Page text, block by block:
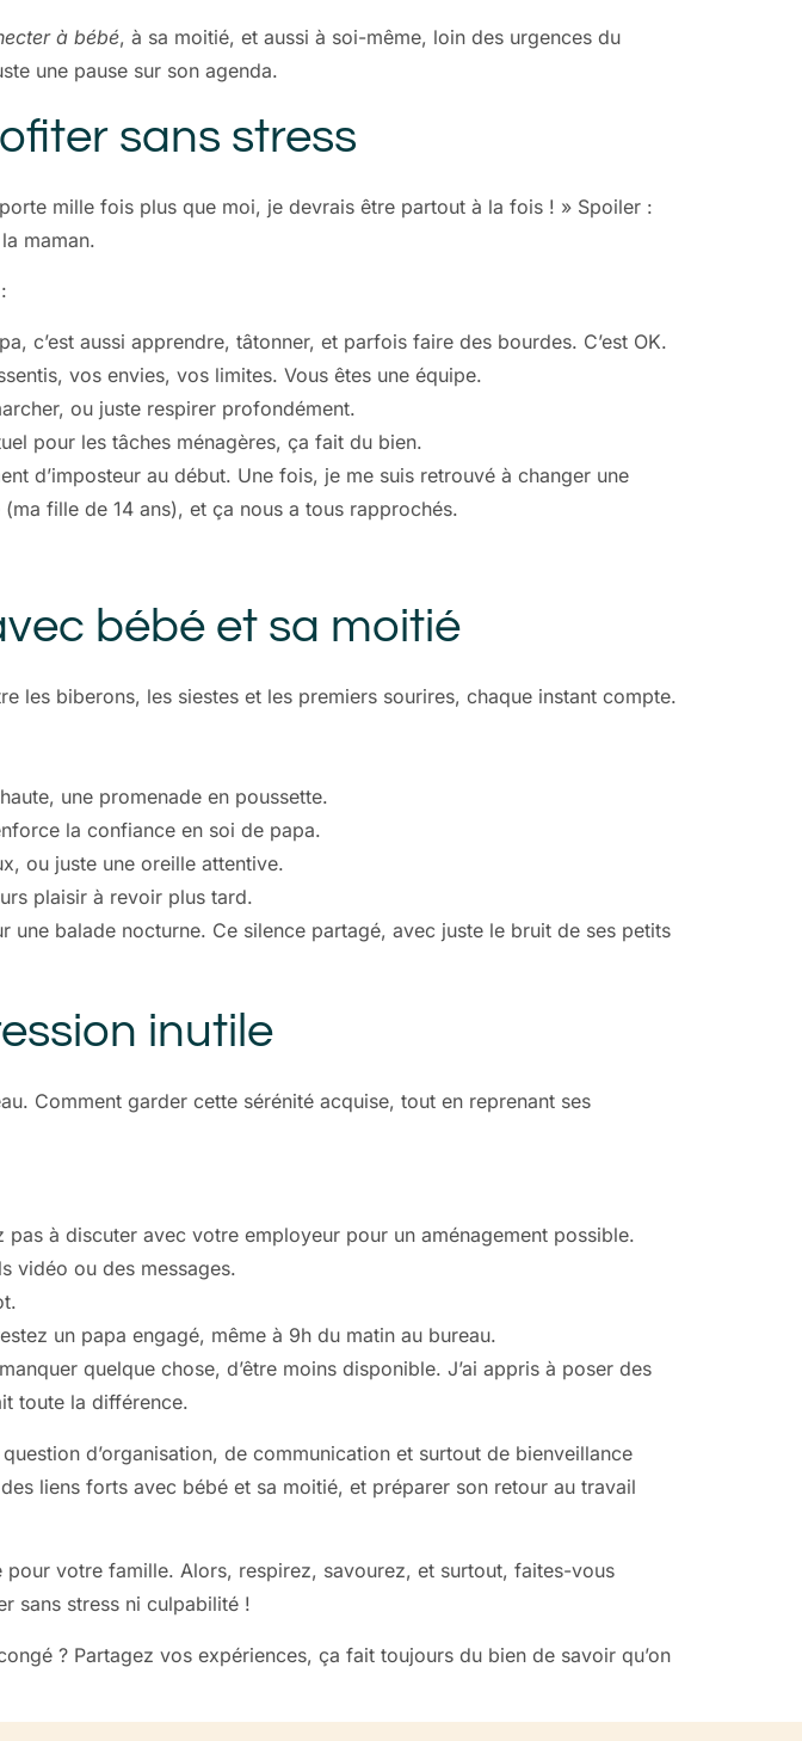
à bébé, à sa moitié, et aussi à soi-même, loin des urgences du
une pause sur son agenda.
sans stress
mille fois plus que moi, je devrais être partout à la fois ! » Spoiler :
maman.
c’est aussi apprendre, tâtonner, et parfois faire des bourdes. C’est OK.
vos envies, vos limites. Vous êtes une équipe.
ou juste respirer profondément.
pour les tâches ménagères, ça fait du bien.
d’imposteur au début. Une fois, je me suis retrouvé à changer une
fille de 14 ans), et ça nous a tous rapprochés.
bébé et sa moitié
les biberons, les siestes et les premiers sourires, chaque instant compte.
une promenade en poussette.
la confiance en soi de papa.
ou juste une oreille attentive.
plaisir à revoir plus tard.
une balade nocturne. Ce silence partagé, avec juste le bruit de ses petits
inutile
Comment garder cette sérénité acquise, tout en reprenant ses
pas à discuter avec votre employeur pour un aménagement possible.
vidéo ou des messages.
un papa engagé, même à 9h du matin au bureau.
quelque chose, d’être moins disponible. J’ai appris à poser des
toute la différence.
question d’organisation, de communication et surtout de bienveillance
liens forts avec bébé et sa moitié, et préparer son retour au travail
votre famille. Alors, respirez, savourez, et surtout, faites-vous
sans stress ni culpabilité !
? Partagez vos expériences, ça fait toujours du bien de savoir qu’on